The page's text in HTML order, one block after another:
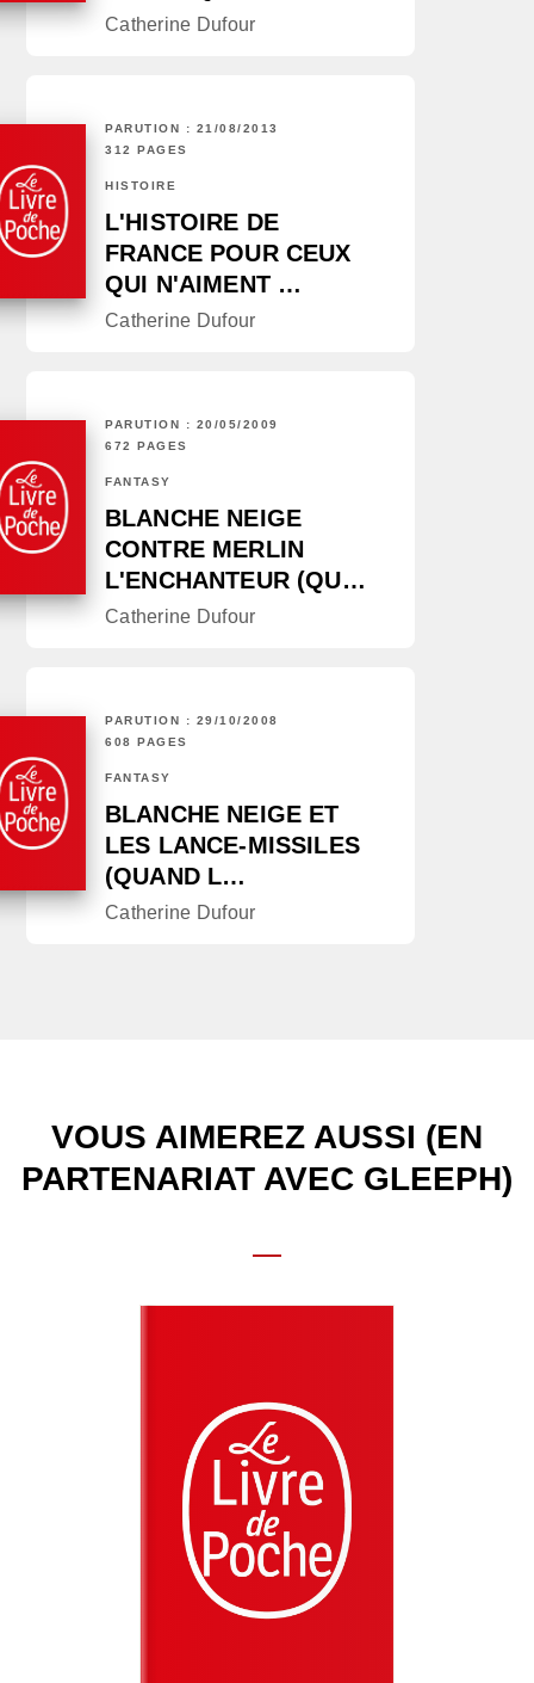
Catherine Dufour
PARUTION : 21/08/2013
312 PAGES
HISTOIRE
L'HISTOIRE DE
FRANCE POUR CEUX
QUI N'AIMENT …
Catherine Dufour
PARUTION : 20/05/2009
672 PAGES
FANTASY
BLANCHE NEIGE
CONTRE MERLIN
L'ENCHANTEUR (QU…
Catherine Dufour
PARUTION : 29/10/2008
608 PAGES
FANTASY
BLANCHE NEIGE ET
LES LANCE-MISSILES
(QUAND L…
Catherine Dufour
VOUS AIMEREZ AUSSI (EN
PARTENARIAT AVEC GLEEPH)